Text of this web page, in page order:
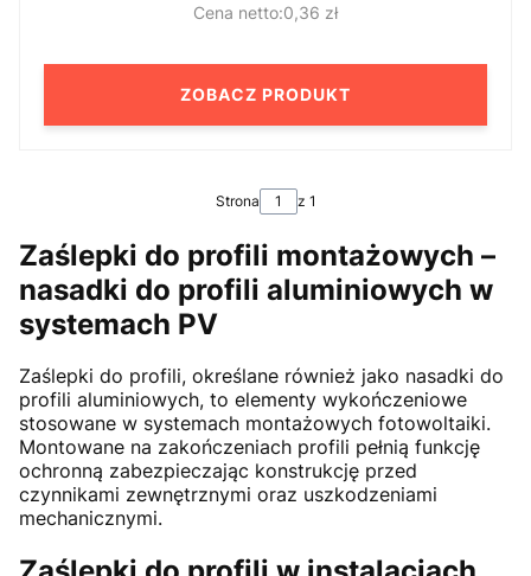
0,36 zł
ZOBACZ PRODUKT
Strona z 1
Zaślepki do profili montażowych –
nasadki do profili aluminiowych w
systemach PV
Zaślepki do profili, określane również jako nasadki do
profili aluminiowych, to elementy wykończeniowe
stosowane w systemach montażowych fotowoltaiki.
Montowane na zakończeniach profili pełnią funkcję
ochronną zabezpieczając konstrukcję przed
czynnikami zewnętrznymi oraz uszkodzeniami
mechanicznymi.